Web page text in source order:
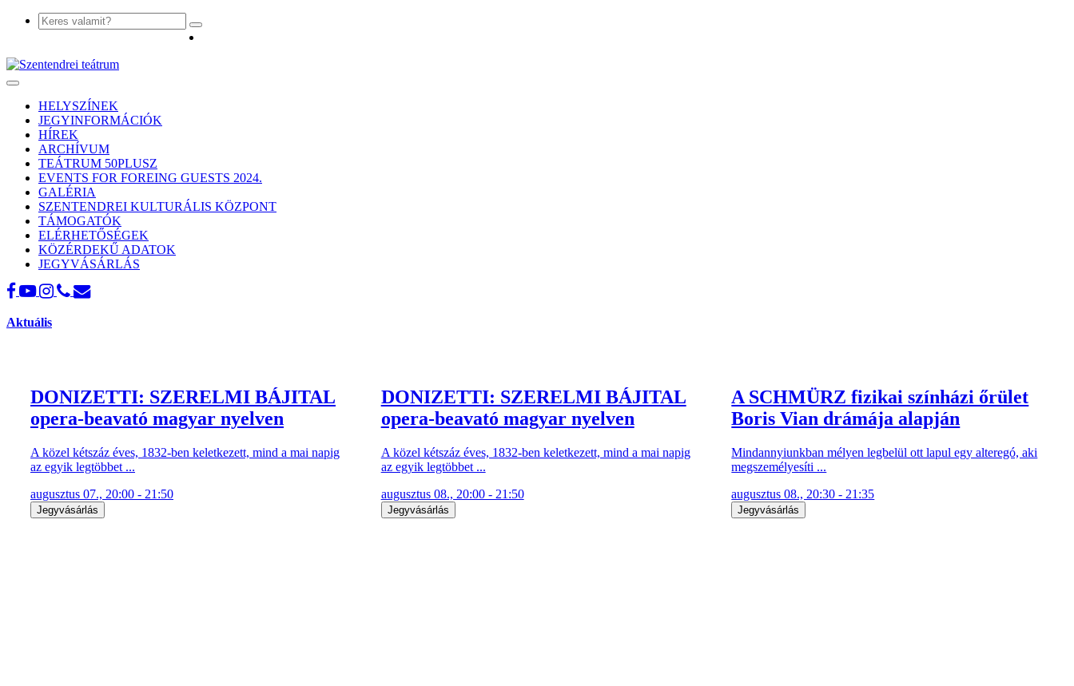
Toggle
navigationHELYSZÍNEK
JEGYINFORMÁCIÓK
HÍREK
ARCHÍVUM
TEÁTRUM 50PLUSZ
EVENTS FOR FOREING GUESTS 2024.
GALÉRIA
SZENTENDREI KULTURÁLIS KÖZPONT
TÁMOGATÓK
ELÉRHETŐSÉGEK
KÖZÉRDEKŰ ADATOK
JEGYVÁSÁRLÁS
Aktuális
DONIZETTI: SZERELMI BÁJITAL
opera-beavató magyar nyelven
A közel kétszáz éves, 1832-ben keletkezett, mind a mai napig
az egyik legtöbbet ...
augusztus 07., 20:00 - 21:50
Jegyvásárlás
DONIZETTI: SZERELMI BÁJITAL
opera-beavató magyar nyelven
A közel kétszáz éves, 1832-ben keletkezett, mind a mai napig
az egyik legtöbbet ...
augusztus 08., 20:00 - 21:50
Jegyvásárlás
A SCHMÜRZ fizikai színházi őrület
Boris Vian drámája alapján
Mindannyiunkban mélyen legbelül ott lapul egy alteregó, aki
megszemélyesíti ...
augusztus 08., 20:30 - 21:35
Jegyvásárlás